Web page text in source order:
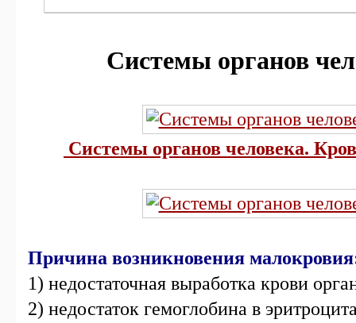
Системы органов
Системы органов человека.
Причина возникновения
1) недостаточная выработка крови
2) недостаток гемоглобина в